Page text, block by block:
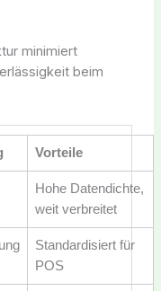
minimiert
beim
Vorteile
Hohe Datendichte,
weit verbreitet
Standardisiert für
POS